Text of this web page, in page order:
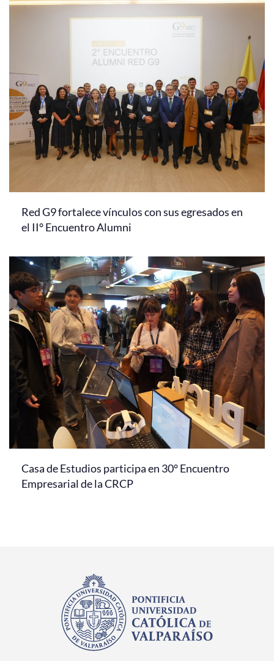
Red G9 fortalece vínculos con sus egresados en
el II° Encuentro Alumni
Casa de Estudios participa en 30° Encuentro
Empresarial de la CRCP